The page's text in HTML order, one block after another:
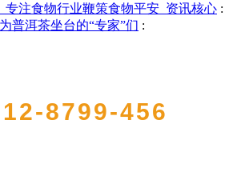
专注食物行业鞭策食物平安_资讯核心 :
普洱茶坐台的“专家”们 :
8799-456